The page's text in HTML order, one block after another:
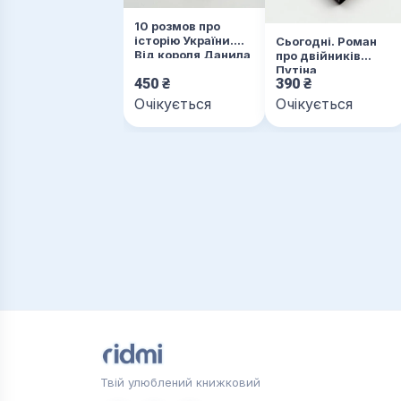
10 розмов про
історію України.
Від короля Данила
Мазепи
450 ₴
Очікується
Сьогодні. Роман
про двійників
Путіна
390 ₴
Очікується
Твій улюблений книжковий